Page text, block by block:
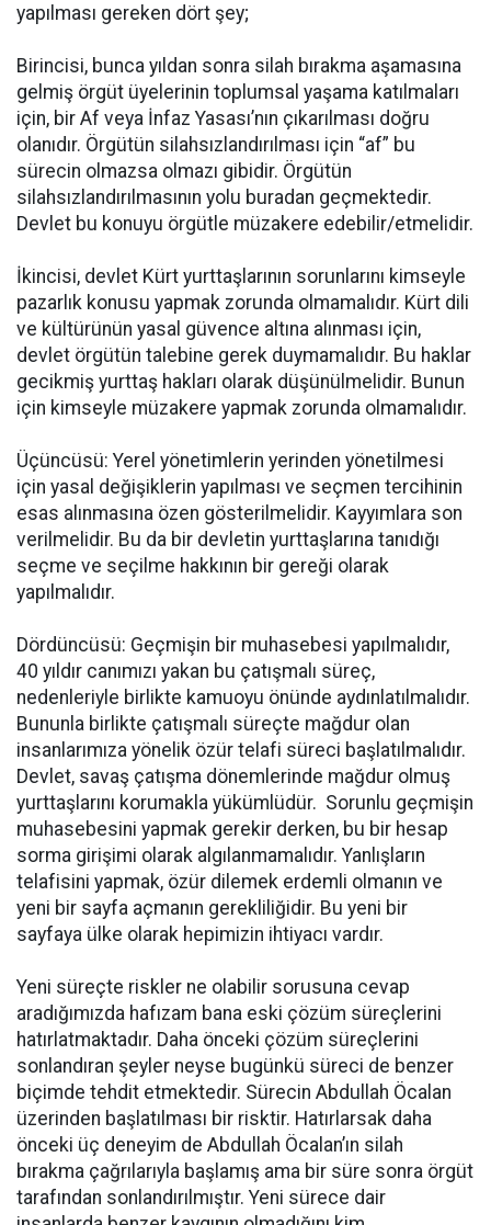
yapılması gereken dört şey;
Birincisi, bunca yıldan sonra silah bırakma aşamasına
gelmiş örgüt üyelerinin toplumsal yaşama katılmaları
için, bir Af veya İnfaz Yasası’nın çıkarılması doğru
olanıdır. Örgütün silahsızlandırılması için “af” bu
sürecin olmazsa olmazı gibidir. Örgütün
silahsızlandırılmasının yolu buradan geçmektedir.
Devlet bu konuyu örgütle müzakere edebilir/etmelidir.
İkincisi, devlet Kürt yurttaşlarının sorunlarını kimseyle
pazarlık konusu yapmak zorunda olmamalıdır. Kürt dili
ve kültürünün yasal güvence altına alınması için,
devlet örgütün talebine gerek duymamalıdır. Bu haklar
gecikmiş yurttaş hakları olarak düşünülmelidir. Bunun
için kimseyle müzakere yapmak zorunda olmamalıdır.
Üçüncüsü: Yerel yönetimlerin yerinden yönetilmesi
için yasal değişiklerin yapılması ve seçmen tercihinin
esas alınmasına özen gösterilmelidir. Kayyımlara son
verilmelidir. Bu da bir devletin yurttaşlarına tanıdığı
seçme ve seçilme hakkının bir gereği olarak
yapılmalıdır.
Dördüncüsü: Geçmişin bir muhasebesi yapılmalıdır,
40 yıldır canımızı yakan bu çatışmalı süreç,
nedenleriyle birlikte kamuoyu önünde aydınlatılmalıdır.
Bununla birlikte çatışmalı süreçte mağdur olan
insanlarımıza yönelik özür telafi süreci başlatılmalıdır.
Devlet, savaş çatışma dönemlerinde mağdur olmuş
yurttaşlarını korumakla yükümlüdür. Sorunlu geçmişin
muhasebesini yapmak gerekir derken, bu bir hesap
sorma girişimi olarak algılanmamalıdır. Yanlışların
telafisini yapmak, özür dilemek erdemli olmanın ve
yeni bir sayfa açmanın gerekliliğidir. Bu yeni bir
sayfaya ülke olarak hepimizin ihtiyacı vardır.
Yeni süreçte riskler ne olabilir sorusuna cevap
aradığımızda hafızam bana eski çözüm süreçlerini
hatırlatmaktadır. Daha önceki çözüm süreçlerini
sonlandıran şeyler neyse bugünkü süreci de benzer
biçimde tehdit etmektedir. Sürecin Abdullah Öcalan
üzerinden başlatılması bir risktir. Hatırlarsak daha
önceki üç deneyim de Abdullah Öcalan’ın silah
bırakma çağrılarıyla başlamış ama bir süre sonra örgüt
tarafından sonlandırılmıştır. Yeni sürece dair